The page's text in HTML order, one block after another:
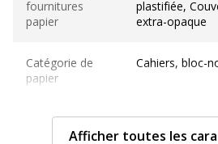
fournitures
papier
plastifiée,
extra-opaque
Catégorie de
papier
Cahiers, bloc-
Finition du
Mat
Afficher toutes les